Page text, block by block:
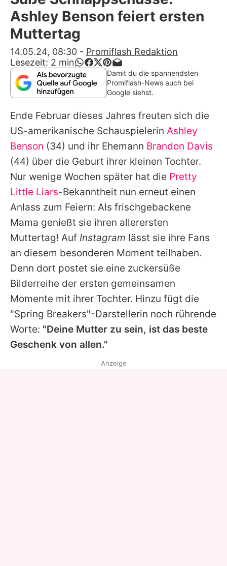
Alle Themen auf Promiflash
App runterladen
Team
Redaktionelle Richtlinien
Impressum
Datenschutzerklärung
Nutzungsbedingungen
Utiq verwalten
Ashley Benson feiert ersten
Muttertag
14.05.24, 08:30 - Promiflash Redaktion
Lesezeit: 2 min
Damit du die spannendsten
Promiflash-News auch bei
Google siehst.
Ende Februar dieses Jahres freuten sich die
US-amerikanische Schauspielerin Ashley
Benson (34) und ihr Ehemann Brandon Davis
(44) über die Geburt ihrer kleinen Tochter.
Nur wenige Wochen später hat die Pretty
Little Liars-Bekanntheit nun erneut einen
Anlass zum Feiern: Als frischgebackene
Mama genießt sie ihren allerersten
Muttertag! Auf Instagram lässt sie ihre Fans
an diesem besonderen Moment teilhaben.
Denn dort postet sie eine zuckersüße
Bilderreihe der ersten gemeinsamen
Momente mit ihrer Tochter. Hinzu fügt die
"Spring Breakers"-Darstellerin noch rührende
Worte: "Deine Mutter zu sein, ist das beste
Geschenk von allen."
Anzeige